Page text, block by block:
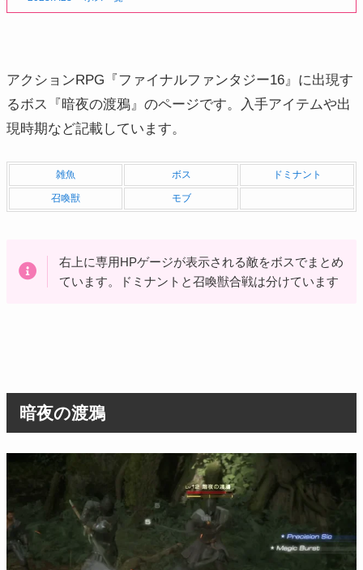
アクションRPG『ファイナルファンタジー16』に出現す
るボス『暗夜の渡鴉』のページです。入手アイテムや出
現時期など記載しています。
雑魚 ボス ドミナント
召喚獣 モブ
右上に専用HPゲージが表示される敵をボスでまとめ
ています。ドミナントと召喚獣合戦は分けています
暗夜の渡鴉